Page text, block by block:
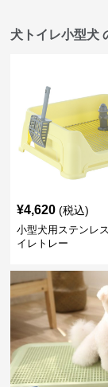
犬トイレ小型犬
¥4,620 (税込)
小型犬用ステンレ
イレトレー